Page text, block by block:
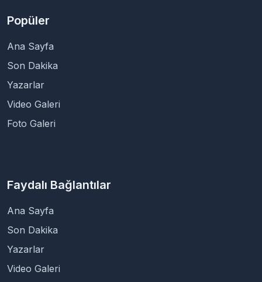
Popüler
Ana Sayfa
Son Dakika
Yazarlar
Video Galeri
Foto Galeri
Faydalı Bağlantılar
Ana Sayfa
Son Dakika
Yazarlar
Video Galeri